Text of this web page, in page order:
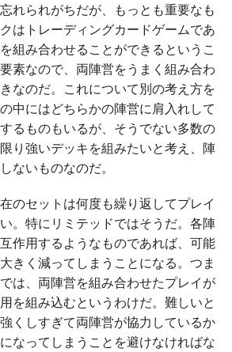
れられがちだが、もっとも重要なも
はトレーディングカードゲームであ
組み合わせることができるというこ
素なので、両陣営をうまく組み合わ
なのだ。これについて別の考え方を
中にはどちらかの陣営に肩入れして
るものもいるが、そうでない多数の
り強いデッキを組みたいと考え、陣
ないものなのだ。
のセットは何度も繰り返してプレイ
。特にリミテッドではそうだ。各陣
作用するようなものであれば、可能
きく減ってしまうことになる。つま
は、両陣営を組み合わせたプレイが
を組み込むというわけだ。難しいと
くしすぎて両陣営が協力しているか
なってしまうことを避けなければな